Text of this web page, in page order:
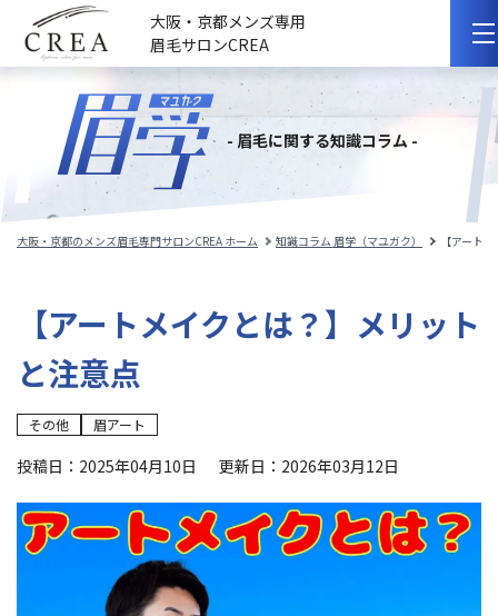
大阪・京都メンズ専用
眉毛サロンCREA
初めての方へ
選ばれる理由
サロンのこだわり
料金メニュー
スタッフ紹介
施術事例
よくある質問
- 眉毛に関する知識コラム -
大阪・京都のメンズ眉毛専門サロンCREA ホーム 知識コラム 眉学（マユガク） 【アート
【アートメイクとは？】メリット
と注意点
その他 眉アート
投稿日：2025年04月10日 更新日：2026年03月12日